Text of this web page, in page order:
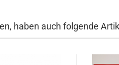
haben auch folgende